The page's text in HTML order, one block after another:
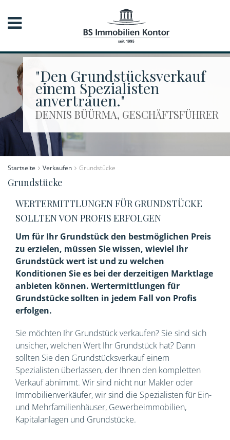
"Den Grundstücksverkauf
einem Spezialisten
anvertrauen."
DENNIS BÜÜRMA, GESCHÄFTSFÜHRER
Startseite Verkaufen Grundstücke
Grundstücke
WERTERMITTLUNGEN FÜR GRUNDSTÜCKE
SOLLTEN VON PROFIS ERFOLGEN
Um für Ihr Grundstück den bestmöglichen Preis
zu erzielen, müssen Sie wissen, wieviel Ihr
Grundstück wert ist und zu welchen
Konditionen Sie es bei der derzeitigen Marktlage
anbieten können. Wertermittlungen für
Grundstücke sollten in jedem Fall von Profis
erfolgen.
Sie möchten Ihr Grundstück verkaufen? Sie sind sich
unsicher, welchen Wert Ihr Grundstück hat? Dann
sollten Sie den Grundstücksverkauf einem
Spezialisten überlassen, der Ihnen den kompletten
Verkauf abnimmt. Wir sind nicht nur Makler oder
Immobilienverkäufer, wir sind die Spezialisten für Ein-
und Mehrfamilienhäuser, Gewerbeimmobilien,
Kapitalanlagen und Grundstücke.